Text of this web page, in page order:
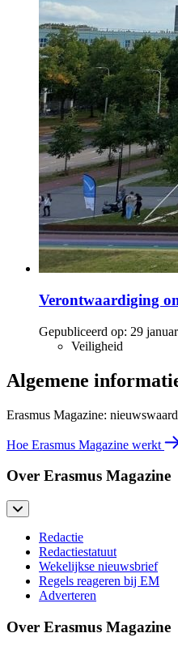
Verontwaardiging
Gepubliceerd op: 29
Veiligheid
Algemene
Erasmus Magazine:
Hoe Erasmus Magazine werkt
Over Erasmus Magazine
Redactie
Redactiestatuut
Wekelijkse nieuwsbrief
Regels reageren bij EM
Adverteren
Over Erasmus Magazine